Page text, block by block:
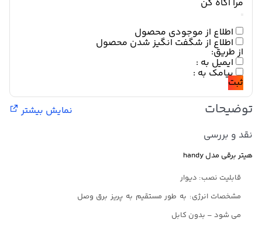
مرا اگاه کن
اطلاع از موجودی محصول
اطلاع از شگفت انگیز شدن محصول
از طریق:
ایمیل به :
پیامک به :
ثبت
توضیحات
نمایش بیشتر
نقد و بررسی
هیتر برقی مدل handy
قابلیت نصب: دیوار
مشخصات انرژی: به طور مستقیم به پریز برق وصل
می شود – بدون کابل